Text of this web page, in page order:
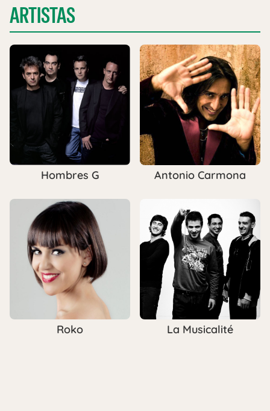
ARTISTAS
Hombres G Antonio Carmona
Roko La Musicalité